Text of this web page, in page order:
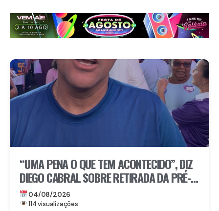
“UMA PENA O QUE TEM ACONTECIDO”, DIZ
DIEGO CABRAL SOBRE RETIRADA DA PRÉ-
CANDIDATURA DE MIGUEL COELHO AO
SENADO
04/08/2026
114 visualizações